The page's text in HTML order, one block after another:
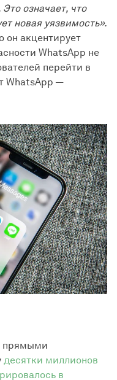
означает, что
новая уязвимость».
он акцентирует
WhatsApp не
перейти в
WhatsApp —
прямыми
десятки миллионов
в